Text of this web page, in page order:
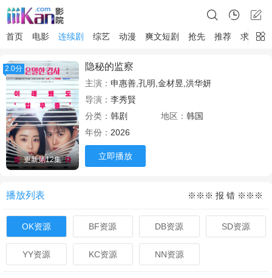
首页 电影 连续剧 综艺 动漫 爽文短剧 抢先 推荐 求片
2.0分
更新第12集
隐秘的监察
主演： 申惠善,孔明,金材昱,洪华妍
导演： 李秀賢
分类： 韩剧 地区： 韩国
年份： 2026
立即播放
播放列表 ※※※ 报 错 ※※※
OK资源 BF资源 DB资源 SD资源
YY资源 KC资源 NN资源